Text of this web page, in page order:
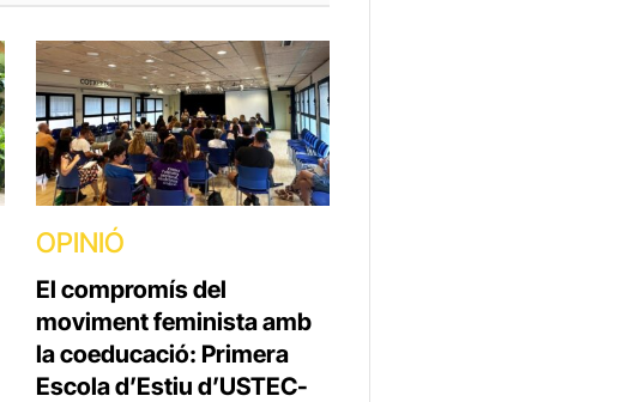
OPINIÓ
El compromís del
moviment feminista amb
la coeducació: Primera
Escola d’Estiu d’USTEC-